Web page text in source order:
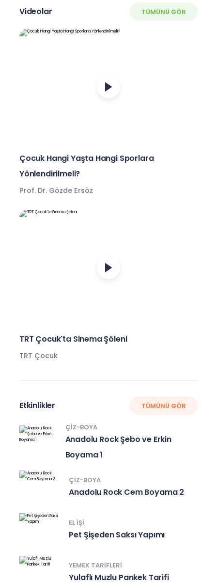
Videolar TÜMÜNÜ GÖR
Çocuk Hangi Yaşta Hangi Sporlara
Yönlendirilmeli?
Prof. Dr. Gözde Ersöz
TRT Çocuk'ta Sinema Şöleni
TRT Çocuk
Etkinlikler TÜMÜNÜ GÖR
ÇIZ-BOYA
Anadolu Rock Şebo ve Erkin
Boyama 1
ÇIZ-BOYA
Anadolu Rock Cem Boyama 2
EL IŞI
Pet Şişeden Saksı Yapımı
YEMEK TARIFLERI
Yulaflı Muzlu Pankek Tarifi